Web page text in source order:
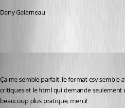
Dany Galarneau
Ça me semble parfait, le format csv semble
critiques et le html qui demande seulement
beaucoup plus pratique, merci!